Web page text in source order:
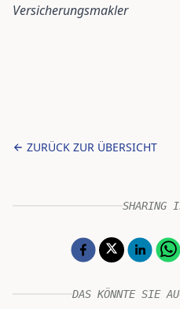
Versicherungsmakler
ZURÜCK ZUR ÜBERSICHT
SHARING
DAS KÖNNTE SIE